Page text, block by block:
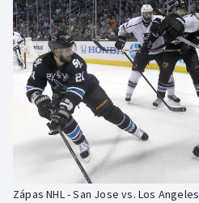
Zápas NHL - San Jose vs. Los Angeles